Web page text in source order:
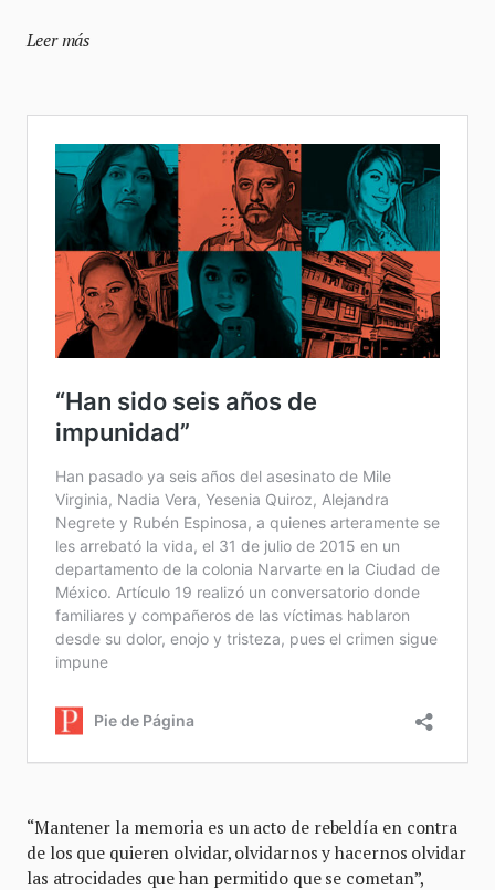
Leer más
“Mantener la memoria es un acto de rebeldía en contra
de los que quieren olvidar, olvidarnos y hacernos olvidar
las atrocidades que han permitido que se cometan”,